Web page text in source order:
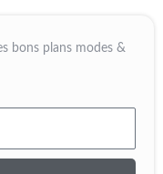
bons plans modes &